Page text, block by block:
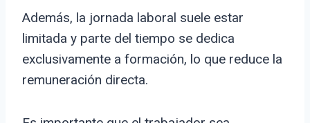
Además, la jornada laboral suele estar
limitada y parte del tiempo se dedica
exclusivamente a formación, lo que reduce la
remuneración directa.